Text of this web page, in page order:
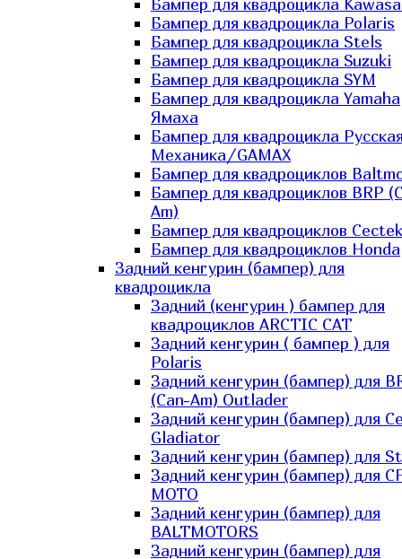
Бампер для квадроцикла
Бампер для квадроцикла Polaris
Бампер для квадроцикла Stels
Бампер для квадроцикла Suzuki
Бампер для квадроцикла SYM
Бампер для квадроцикла Yamaha
Ямаха
Бампер для квадроцикла
Механика/GAMAX
Бампер для квадроциклов
Бампер для квадроциклов BRP
Am)
Бампер для квадроциклов Cectek
Бампер для квадроциклов Honda
Задний кенгурин (бампер) для
квадроцикла
Задний (кенгурин ) бампер для
квадроциклов ARCTIC CAT
Задний кенгурин ( бампер ) для
Polaris
Задний кенгурин (бампер) для
(Can-Am) Outlader
Задний кенгурин (бампер) для
Gladiator
Задний кенгурин (бампер) для
Задний кенгурин (бампер) для
MOTO
Задний кенгурин (бампер) для
BALTMOTORS
Задний кенгурин (бампер) для